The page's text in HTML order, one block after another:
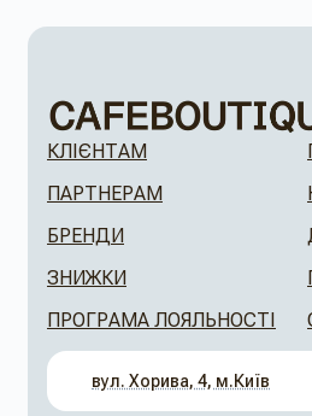
КЛІЄНТАМ
ПАРТНЕРАМ
БРЕНДИ
ЗНИЖКИ
ПРОГРАМА ЛОЯЛЬНОСТІ
вул. Хорива, 4, м.Київ